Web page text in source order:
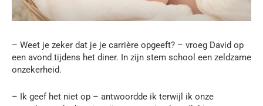
– Weet je zeker dat je je carrière opgeeft? – vroeg David op
een avond tijdens het diner. In zijn stem school een zeldzame
onzekerheid.
– Ik geef het niet op – antwoordde ik terwijl ik onze